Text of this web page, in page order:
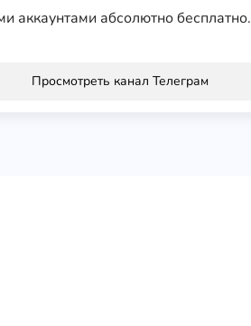
аккаунтами абсолютно бесплатно.
Просмотреть канал Телеграм